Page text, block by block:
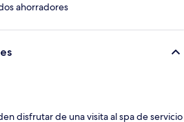
ahorradores
disfrutar de una visita al spa de servicio